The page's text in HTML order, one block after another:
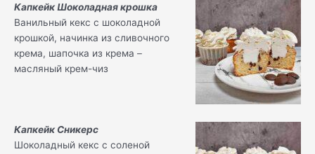
Капкейк Шоколадная крошка
Ванильный кекс с шоколадной
крошкой, начинка из сливочного
крема, шапочка из крема –
масляный крем-чиз
Капкейк Сникерс
Шоколадный кекс с соленой